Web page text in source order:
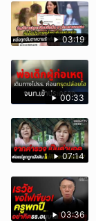
03:19
00:33
07:14
03:36